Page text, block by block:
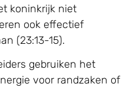
koninkrijk niet
ook effectief
(23:13-15).
gebruiken het
voor randzaken of